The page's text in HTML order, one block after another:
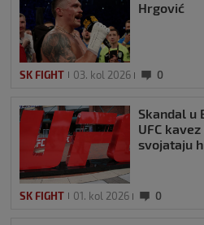
Hrgović
SK FIGHT 03. kol 2026 0
Skandal u
UFC
svojataju
SK FIGHT 01. kol 2026 0